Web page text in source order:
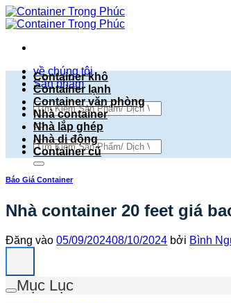
Bỏ
qua
dung
về chúng tôi
Sản phẩm
Tìm
kiếm:
Tìm
kiếm:
Container khô
Container lạnh
Container văn phòng
Nhà container
Nhà lắp ghép
Nhà di động
Container cũ
Báo Giá Container
Nhà container 20 feet giá
Đăng vào 05/09/202408/10/2024 bởi Bình
Mục Lục